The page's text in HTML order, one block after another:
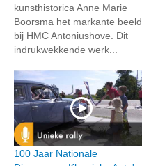
kunsthistorica Anne Marie
Boorsma het markante beeld
bij HMC Antoniushove. Dit
indrukwekkende werk...
100 Jaar Nationale